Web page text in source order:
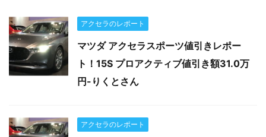
アクセラのレポート
マツダ アクセラスポーツ値引きレポー
ト！15S プロアクティブ値引き額31.0万
円-りくとさん
アクセラのレポート